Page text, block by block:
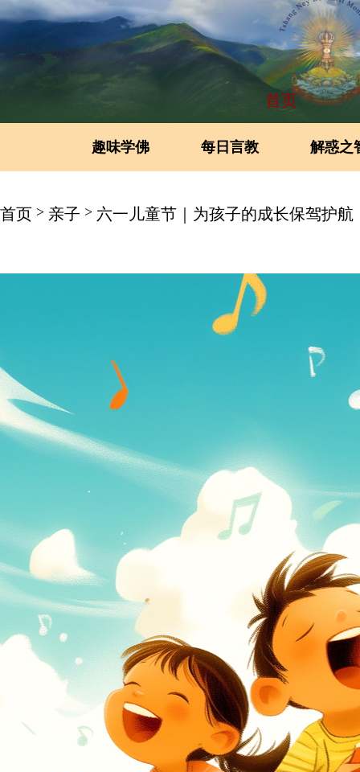
首页
趣味学佛 每日言教 解惑之
首页 > 亲子 > 六一儿童节｜为孩子的成长保驾护航